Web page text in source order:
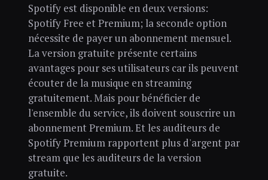
Spotify est disponible en deux versions:
Spotify Free et Premium; la seconde option
nécessite de payer un abonnement mensuel.
La version gratuite présente certains
avantages pour ses utilisateurs car ils peuvent
écouter de la musique en streaming
gratuitement. Mais pour bénéficier de
l'ensemble du service, ils doivent souscrire un
abonnement Premium. Et les auditeurs de
Spotify Premium rapportent plus d'argent par
stream que les auditeurs de la version
gratuite.